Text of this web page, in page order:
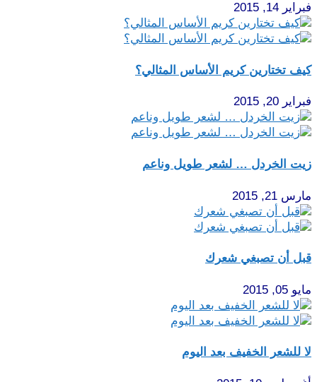
فبراير 14, 2015
كيف تختارين كريم الأساس المثالي؟
فبراير 20, 2015
زيت الخردل … لشعر طويل وناعم
مارس 21, 2015
قبل أن تصبغي شعرك
مايو 05, 2015
لا للشعر الخفيف بعد اليوم